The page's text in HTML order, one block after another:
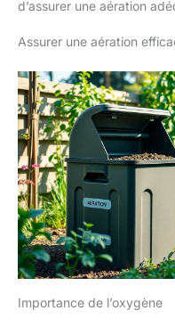
d’assurer une aération
Assurer une aération
Importance de l’oxygène